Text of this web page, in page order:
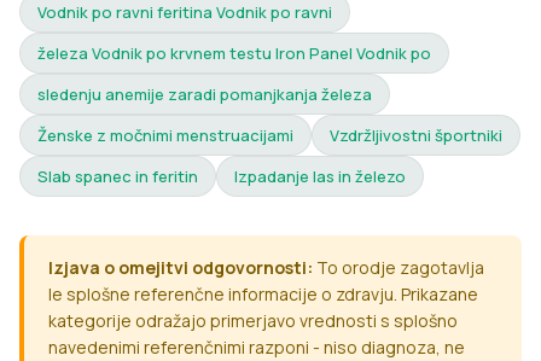
Vodnik po ravni feritina Vodnik po ravni
železa Vodnik po krvnem testu Iron Panel Vodnik po
sledenju anemije zaradi pomanjkanja železa
Ženske z močnimi menstruacijami
Vzdržljivostni športniki
Slab spanec in feritin
Izpadanje las in železo
Izjava o omejitvi odgovornosti: To orodje zagotavlja
le splošne referenčne informacije o zdravju. Prikazane
kategorije odražajo primerjavo vrednosti s splošno
navedenimi referenčnimi razponi - niso diagnoza, ne